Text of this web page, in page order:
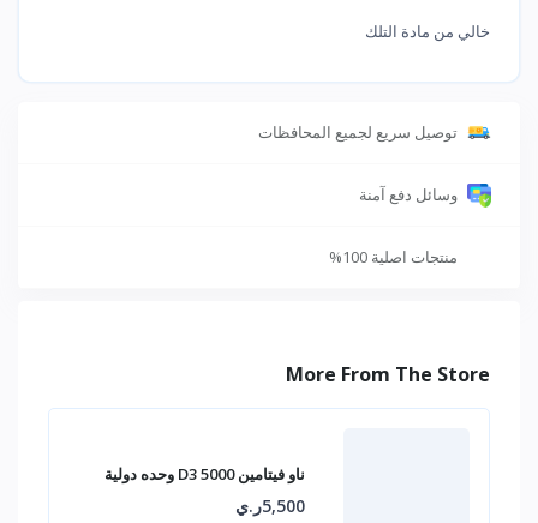
خالي من مادة التلك
توصيل سريع لجميع المحافظات
وسائل دفع آمنة
منتجات اصلية 100%
More From The Store
ناو فيتامين D3 5000 وحده دولية
5,500ر.ي